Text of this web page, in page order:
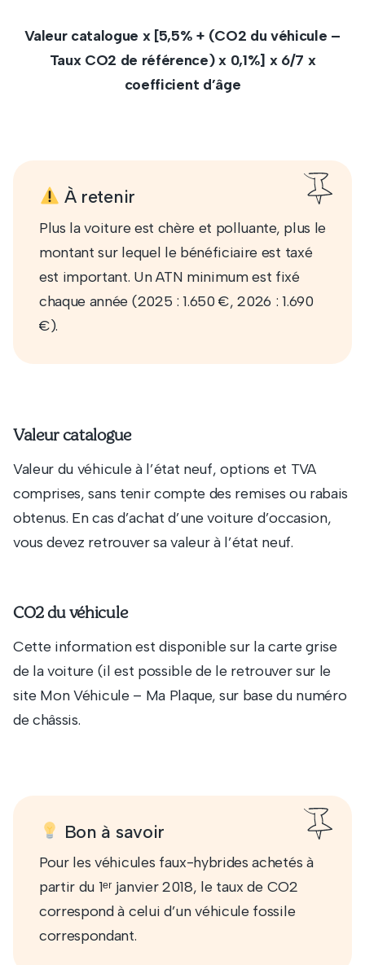
Valeur catalogue x [5,5% + (CO2 du véhicule –
Taux CO2 de référence) x 0,1%] x 6/7 x
coefficient d’âge
À retenir
Plus la voiture est chère et polluante, plus le
montant sur lequel le bénéficiaire est taxé
est important. Un ATN minimum est fixé
chaque année (2025 : 1.650 €, 2026 : 1.690
€).
Valeur catalogue
Valeur du véhicule à l’état neuf, options et TVA
comprises, sans tenir compte des remises ou rabais
obtenus. En cas d’achat d’une voiture d’occasion,
vous devez retrouver sa valeur à l’état neuf.
CO2 du véhicule
Cette information est disponible sur la carte grise
de la voiture (il est possible de le retrouver sur le
site Mon Véhicule – Ma Plaque, sur base du numéro
de châssis.
Bon à savoir
Pour les véhicules faux-hybrides achetés à
partir du 1ᵉʳ janvier 2018, le taux de CO2
correspond à celui d’un véhicule fossile
correspondant.